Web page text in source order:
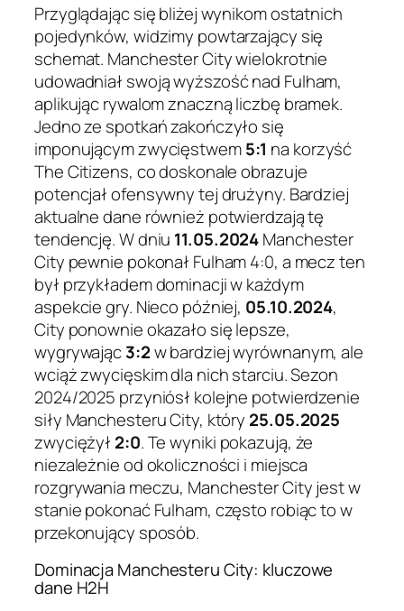
Przyglądając się bliżej wynikom ostatnich
pojedynków, widzimy powtarzający się
schemat. Manchester City wielokrotnie
udowadniał swoją wyższość nad Fulham,
aplikując rywalom znaczną liczbę bramek.
Jedno ze spotkań zakończyło się
imponującym zwycięstwem5:1 na korzyść
The Citizens, co doskonale obrazuje
potencjał ofensywny tej drużyny. Bardziej
aktualne dane również potwierdzają tę
tendencję. W dniu 11.05.2024Manchester
City pewnie pokonał Fulham 4:0, a mecz ten
był przykładem dominacji w każdym
aspekcie gry. Nieco później, 05.10.2024,
City ponownie okazało się lepsze,
wygrywając3:2w bardziej wyrównanym, ale
wciąż zwycięskim dla nich starciu. Sezon
2024/2025 przyniósł kolejne potwierdzenie
siły Manchesteru City, który 25.05.2025
zwyciężył 2:0. Te wyniki pokazują, że
niezależnie od okoliczności i miejsca
rozgrywania meczu, Manchester City jest w
stanie pokonać Fulham, często robiąc to w
przekonujący sposób.
Dominacja Manchesteru City: kluczowe
dane H2H